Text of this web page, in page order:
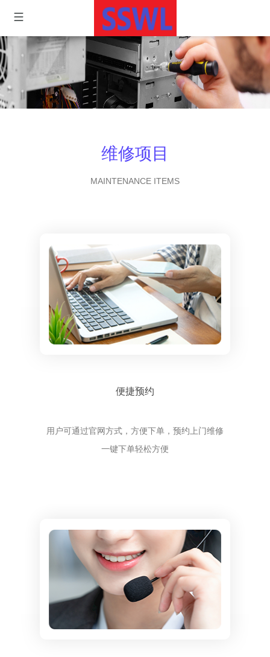
维修项目
MAINTENANCE ITEMS
便捷预约
用户可通过官网方式，方便下单，预约上门维修
一键下单轻松方便